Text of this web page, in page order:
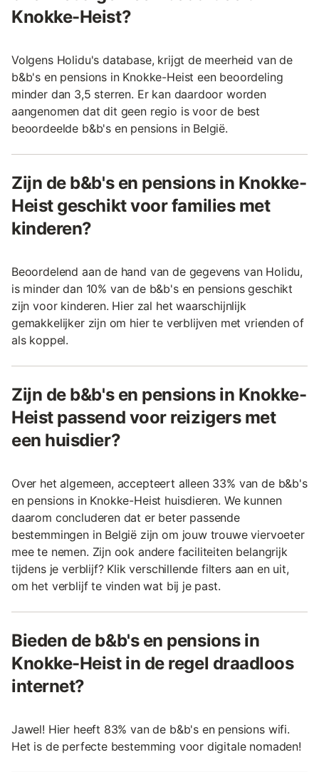
Knokke-Heist?
Volgens Holidu's database, krijgt de meerheid van de
b&b's en pensions in Knokke-Heist een beoordeling
minder dan 3,5 sterren. Er kan daardoor worden
aangenomen dat dit geen regio is voor de best
beoordeelde b&b's en pensions in België.
Zijn de b&b's en pensions in Knokke-
Heist geschikt voor families met
kinderen?
Beoordelend aan de hand van de gegevens van Holidu,
is minder dan 10% van de b&b's en pensions geschikt
zijn voor kinderen. Hier zal het waarschijnlijk
gemakkelijker zijn om hier te verblijven met vrienden of
als koppel.
Zijn de b&b's en pensions in Knokke-
Heist passend voor reizigers met
een huisdier?
Over het algemeen, accepteert alleen 33% van de b&b's
en pensions in Knokke-Heist huisdieren. We kunnen
daarom concluderen dat er beter passende
bestemmingen in België zijn om jouw trouwe viervoeter
mee te nemen. Zijn ook andere faciliteiten belangrijk
tijdens je verblijf? Klik verschillende filters aan en uit,
om het verblijf te vinden wat bij je past.
Bieden de b&b's en pensions in
Knokke-Heist in de regel draadloos
internet?
Jawel! Hier heeft 83% van de b&b's en pensions wifi.
Het is de perfecte bestemming voor digitale nomaden!